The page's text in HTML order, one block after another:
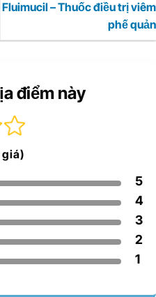
Fluimucil – Thuốc điều trị viêm
phế quản
điểm này
5
4
3
2
1